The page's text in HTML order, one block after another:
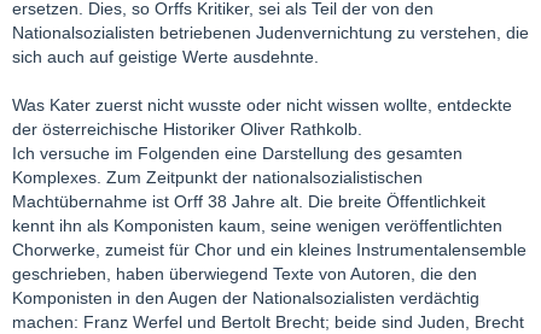
ersetzen. Dies, so Orffs Kritiker, sei als Teil der von den
Nationalsozialisten betriebenen Judenvernichtung zu verstehen, die
sich auch auf geistige Werte ausdehnte.
Was Kater zuerst nicht wusste oder nicht wissen wollte, entdeckte
der österreichische Historiker Oliver Rathkolb.
Ich versuche im Folgenden eine Darstellung des gesamten
Komplexes. Zum Zeitpunkt der nationalsozialistischen
Machtübernahme ist Orff 38 Jahre alt. Die breite Öffentlichkeit
kennt ihn als Komponisten kaum, seine wenigen veröffentlichten
Chorwerke, zumeist für Chor und ein kleines Instrumentalensemble
geschrieben, haben überwiegend Texte von Autoren, die den
Komponisten in den Augen der Nationalsozialisten verdächtig
machen: Franz Werfel und Bertolt Brecht; beide sind Juden, Brecht